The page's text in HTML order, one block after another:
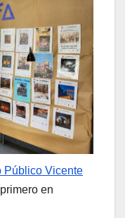
Público Vicente
en